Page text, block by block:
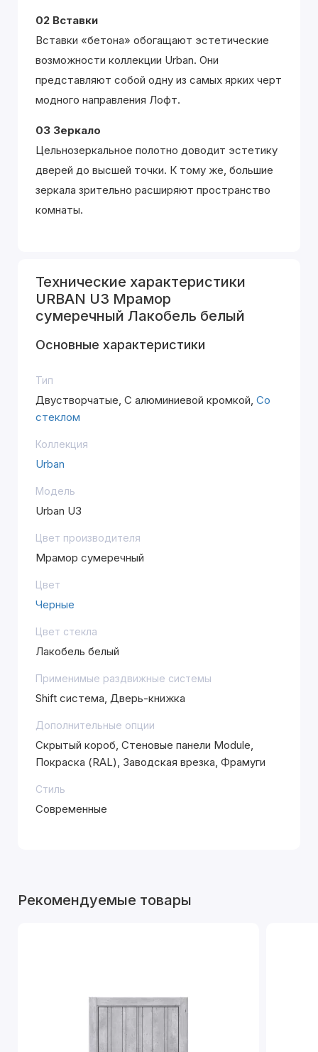
02 Вставки
Вставки «бетона» обогащают эстетические
возможности коллекции Urban. Они
представляют собой одну из самых ярких черт
модного направления Лофт.
03 Зеркало
Цельнозеркальное полотно доводит эстетику
дверей до высшей точки. К тому же, большие
зеркала зрительно расширяют пространство
комнаты.
Технические характеристики
URBAN U3 Мрамор
сумеречный Лакобель белый
Основные характеристики
Тип
Двустворчатые, С алюминиевой кромкой, Со
стеклом
Коллекция
Urban
Модель
Urban U3
Цвет производителя
Мрамор сумеречный
Цвет
Черные
Цвет стекла
Лакобель белый
Применимые раздвижные системы
Shift система, Дверь-книжка
Дополнительные опции
Скрытый короб, Стеновые панели Module,
Покраска (RAL), Заводская врезка, Фрамуги
Стиль
Современные
Рекомендуемые товары